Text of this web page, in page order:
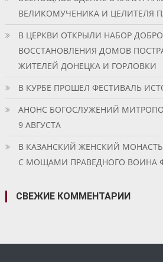
ВЕЛИКОМУЧЕНИКА И ЦЕЛИТЕЛЯ
В ЦЕРКВИ ОТКРЫЛИ НАБОР
ВОССТАНОВЛЕНИЯ ДОМОВ
ЖИТЕЛЕЙ ДОНЕЦКА И ГОРЛОВКИ
В КУРБЕ ПРОШЕЛ ФЕСТИВАЛЬ
АНОНС БОГОСЛУЖЕНИЙ
9 АВГУСТА
В КАЗАНСКИЙ ЖЕНСКИЙ
С МОЩАМИ ПРАВЕДНОГО ВОИНА
СВЕЖИЕ КОММЕНТАРИИ